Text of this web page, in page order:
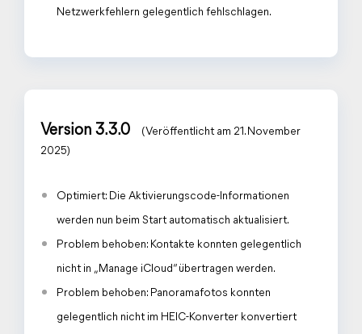
Netzwerkfehlern gelegentlich fehlschlagen.
Version 3.3.0
(Veröffentlicht am 21. November
2025)
Optimiert: Die Aktivierungscode-Informationen
werden nun beim Start automatisch aktualisiert.
Problem behoben: Kontakte konnten gelegentlich
nicht in „Manage iCloud“ übertragen werden.
Problem behoben: Panoramafotos konnten
gelegentlich nicht im HEIC-Konverter konvertiert